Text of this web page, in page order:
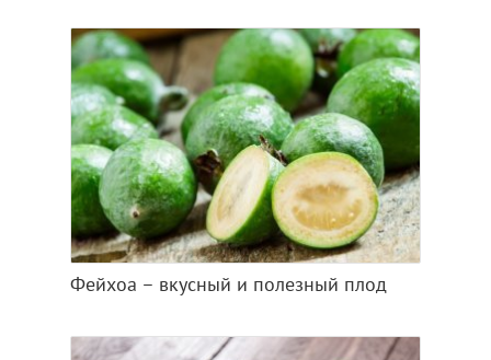
Фейхоа – вкусный и полезный плод